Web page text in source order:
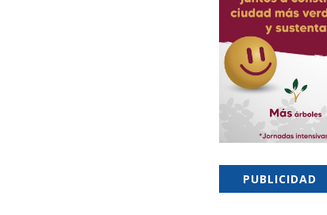
PUBLICIDAD